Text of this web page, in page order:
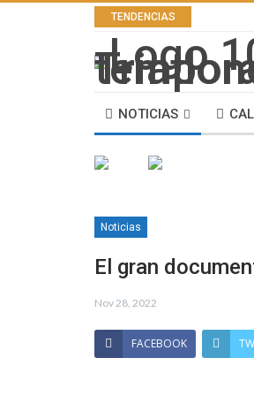
TENDENCIAS
NOTICIAS
Noticias
El gran
Nov 28, 2022
FACEBOOK